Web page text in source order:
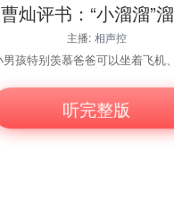
曹灿评书：“小溜溜”
主播: 相声控
听完整版